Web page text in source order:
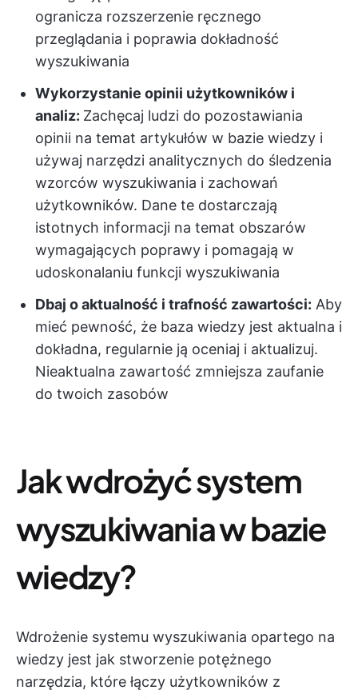
ogranicza rozszerzenie ręcznego
przeglądania i poprawia dokładność
wyszukiwania
Wykorzystanie opinii użytkowników i
analiz: Zachęcaj ludzi do pozostawiania
opinii na temat artykułów w bazie wiedzy i
używaj narzędzi analitycznych do śledzenia
wzorców wyszukiwania i zachowań
użytkowników. Dane te dostarczają
istotnych informacji na temat obszarów
wymagających poprawy i pomagają w
udoskonalaniu funkcji wyszukiwania
Dbaj o aktualność i trafność zawartości: Aby
mieć pewność, że baza wiedzy jest aktualna i
dokładna, regularnie ją oceniaj i aktualizuj.
Nieaktualna zawartość zmniejsza zaufanie
do twoich zasobów
Jak wdrożyć system
wyszukiwania w bazie
wiedzy?
Wdrożenie systemu wyszukiwania opartego na
wiedzy jest jak stworzenie potężnego
narzędzia, które łączy użytkowników z